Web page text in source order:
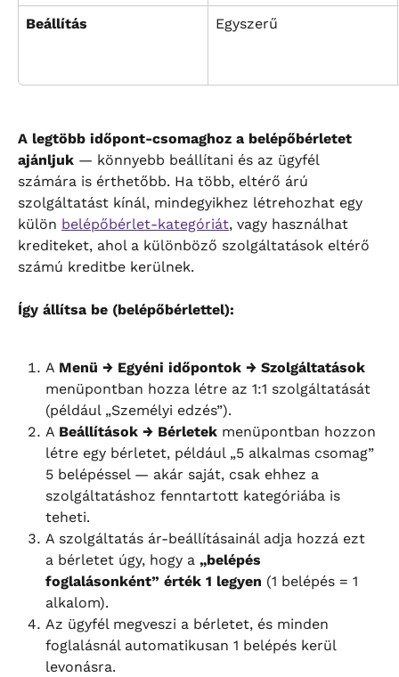
Beállítás Egyszerű
A legtöbb időpont-csomaghoz a belépőbérletet
ajánljuk — könnyebb beállítani és az ügyfél
számára is érthetőbb. Ha több, eltérő árú
szolgáltatást kínál, mindegyikhez létrehozhat egy
külön belépőbérlet-kategóriát, vagy használhat
krediteket, ahol a különböző szolgáltatások eltérő
számú kreditbe kerülnek.
Így állítsa be (belépőbérlettel):
A Menü → Egyéni időpontok → Szolgáltatások
menüpontban hozza létre az 1:1 szolgáltatását
(például „Személyi edzés”).
A Beállítások → Bérletek menüpontban hozzon
létre egy bérletet, például „5 alkalmas csomag”
5 belépéssel — akár saját, csak ehhez a
szolgáltatáshoz fenntartott kategóriába is
teheti.
A szolgáltatás ár-beállításainál adja hozzá ezt
a bérletet úgy, hogy a „belépés
foglalásonként” érték 1 legyen (1 belépés = 1
alkalom).
Az ügyfél megveszi a bérletet, és minden
foglalásnál automatikusan 1 belépés kerül
levonásra.